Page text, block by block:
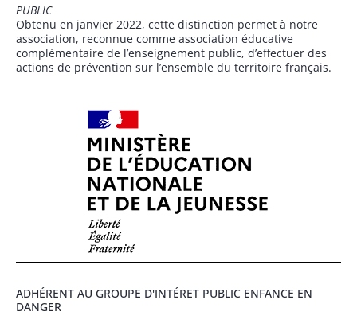
PUBLIC
Obtenu en janvier 2022, cette distinction permet à notre
association, reconnue comme association éducative
complémentaire de l’enseignement public, d’effectuer des
actions de prévention sur l’ensemble du territoire français.
ADHÉRENT AU GROUPE D'INTÉRET PUBLIC ENFANCE EN
DANGER